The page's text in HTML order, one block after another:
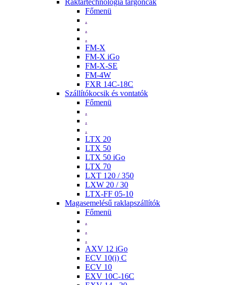
Raktártechnológia targoncák
Főmenü
.
.
.
FM-X
FM-X iGo
FM-X-SE
FM-4W
FXR 14C-18C
Szállítókocsik és vontatók
Főmenü
.
.
.
LTX 20
LTX 50
LTX 50 iGo
LTX 70
LXT 120 / 350
LXW 20 / 30
LTX-FF 05-10
Magasemelésű raklapszállítók
Főmenü
.
.
.
AXV 12 iGo
ECV 10(i) C
ECV 10
EXV 10C-16C